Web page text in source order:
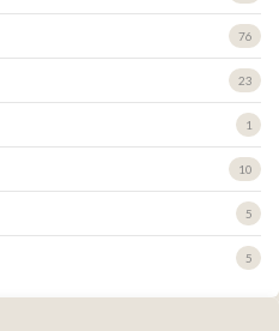
76
23
1
10
5
5